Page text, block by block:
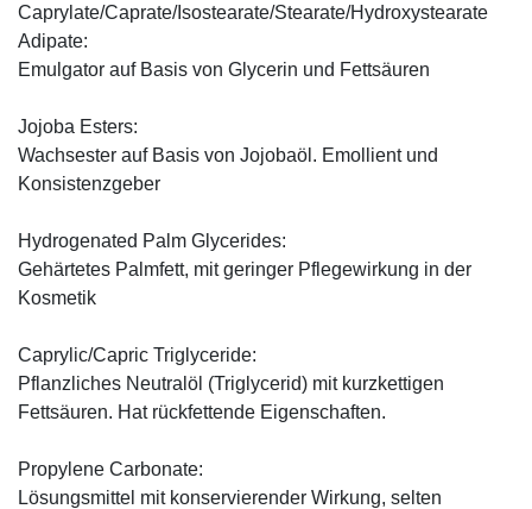
Caprylate/Caprate/Isostearate/Stearate/Hydroxystearate
Adipate:
Emulgator auf Basis von Glycerin und Fettsäuren
Jojoba Esters:
Wachsester auf Basis von Jojobaöl. Emollient und
Konsistenzgeber
Hydrogenated Palm Glycerides:
Gehärtetes Palmfett, mit geringer Pflegewirkung in der
Kosmetik
Caprylic/Capric Triglyceride:
Pflanzliches Neutralöl (Triglycerid) mit kurzkettigen
Fettsäuren. Hat rückfettende Eigenschaften.
Propylene Carbonate:
Lösungsmittel mit konservierender Wirkung, selten